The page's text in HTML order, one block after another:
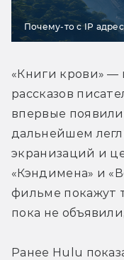
Почему-то с IP
«Книги крови»
рассказов
впервые
дальнейшем
экранизаций и
«Кэндимена» и
фильме покажут
пока не
Ранее Hulu